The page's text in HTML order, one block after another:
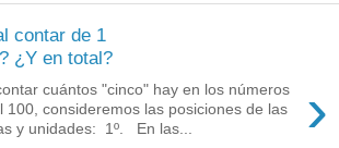
contar de 1
¿Y en total?
›
cuántos "cinco" hay en los números
100, consideremos las posiciones de las
y unidades: 1º. En las...